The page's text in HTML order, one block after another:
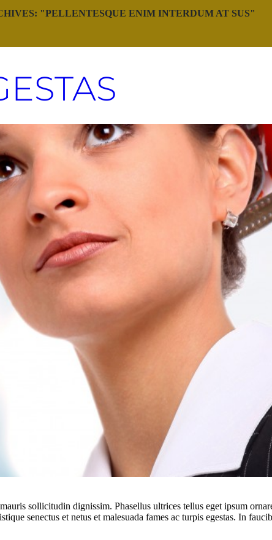
"PELLENTESQUE ENIM INTERDUM AT SUS"
sollicitudin dignissim. Phasellus ultrices tellus eget ipsum
senectus et netus et malesuada fames ac turpis egestas. In